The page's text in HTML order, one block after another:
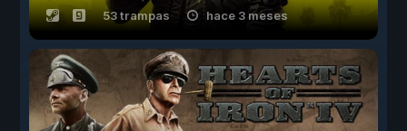
53 trampas hace 3 meses